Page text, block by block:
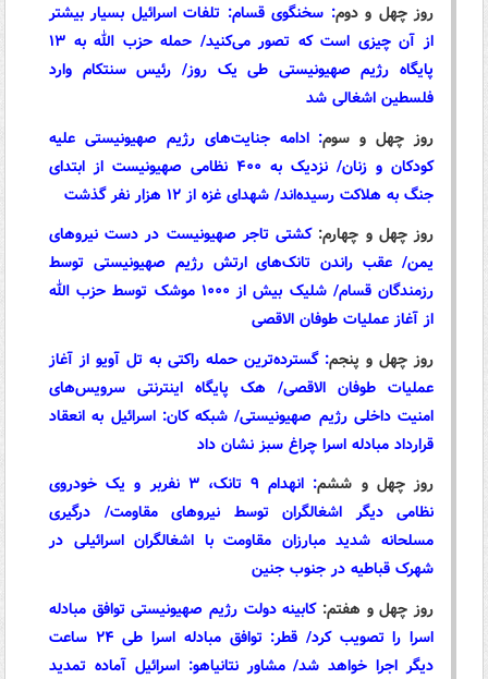
روز چهل و دوم: سخنگوی قسام: تلفات اسرائیل بسیار بیشتر
از آن چیزی است که تصور می‌کنید/ حمله حزب الله به ۱۳
پایگاه رژیم صهیونیستی طی یک روز/ رئیس سنتکام وارد
فلسطین اشغالی شد
روز چهل و سوم:ادامه جنایت‌های رژیم صهیونیستی علیه
کودکان و زنان/ نزدیک به ۴۰۰ نظامی صهیونیست از ابتدای
جنگ به هلاکت رسیده‌اند/ شهدای غزه از ۱۲ هزار نفر گذشت
روز چهل و چهارم: کشتی تاجر صهیونیست در دست نیروهای
یمن/ عقب راندن تانک‌های ارتش رژیم صهیونیستی توسط
رزمندگان قسام/ شلیک بیش از ۱۰۰۰ موشک توسط حزب الله
از آغاز عملیات طوفان الاقصی
روز چهل و پنجم:گسترده‌ترین حمله راکتی به تل آویو از آغاز
عملیات طوفان الاقصی/ هک پایگاه اینترنتی سرویس‌های
امنیت داخلی رژیم صهیونیستی/ شبکه کان: اسرائیل به انعقاد
قرارداد مبادله اسرا چراغ سبز نشان داد
روز چهل و ششم:
انهدام ۹ تانک، ۳ نفربر و یک خودروی
نظامی دیگر اشغالگران توسط نیروهای مقاومت/ درگیری
مسلحانه شدید مبارزان مقاومت با اشغالگران اسرائیلی در
شهرک قباطیه در جنوب جنین
روز چهل و هفتم: کابینه دولت رژیم صهیونیستی توافق مبادله
اسرا را تصویب کرد/ قطر: توافق مبادله اسرا طی ۲۴ ساعت
دیگر اجرا خواهد شد/ مشاور نتانیاهو: اسرائیل آماده تمدید